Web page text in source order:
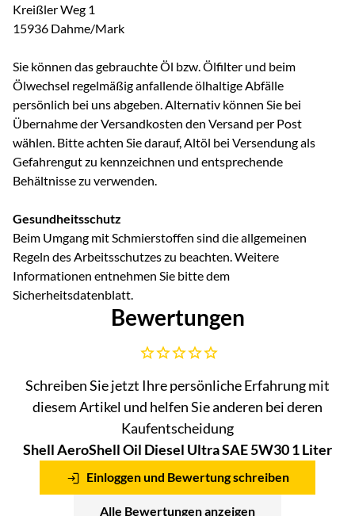
Kreißler Weg 1
15936 Dahme/Mark
Sie können das gebrauchte Öl bzw. Ölfilter und beim
Ölwechsel regelmäßig anfallende ölhaltige Abfälle
persönlich bei uns abgeben. Alternativ können Sie bei
Übernahme der Versandkosten den Versand per Post
wählen. Bitte achten Sie darauf, Altöl bei Versendung als
Gefahrengut zu kennzeichnen und entsprechende
Behältnisse zu verwenden.
Gesundheitsschutz
Beim Umgang mit Schmierstoffen sind die allgemeinen
Regeln des Arbeitsschutzes zu beachten. Weitere
Informationen entnehmen Sie bitte dem
Sicherheitsdatenblatt.
Bewertungen
Noch keine Bewertungen abgegeben
Schreiben Sie jetzt Ihre persönliche Erfahrung mit
diesem Artikel und helfen Sie anderen bei deren
Kaufentscheidung
Shell AeroShell Oil Diesel Ultra SAE 5W30 1 Liter
Einloggen und Bewertung schreiben
Alle Bewertungen anzeigen